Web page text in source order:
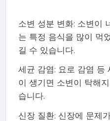
소변 성분 변화: 소변이
는 특정 음식을 많이 먹
길 수 있습니다.
세균 감염: 요로 감염 등
이 생기면 소변이 탁해
습니다.
신장 질환: 신장에 문제